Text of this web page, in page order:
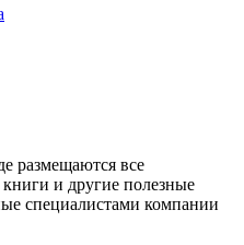
размещаются все
и другие полезные
специалистами компании